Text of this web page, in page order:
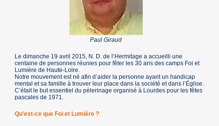
Paul Giraud
Le dimanche 19 avril 2015, N. D. de l’Hermitage a accueilli une
centaine de personnes réunies pour fêter les 30 ans des camps Foi et
Lumière de Haute-Loire.
Notre mouvement est né afin d’aider la personne ayant un handicap
mental et sa famille à trouver leur place dans la société et dans l’Église.
C’était le but essentiel du pèlerinage organisé à Lourdes pour les fêtes
pascales de 1971.
Qu’est-ce que Foi et Lumière ?